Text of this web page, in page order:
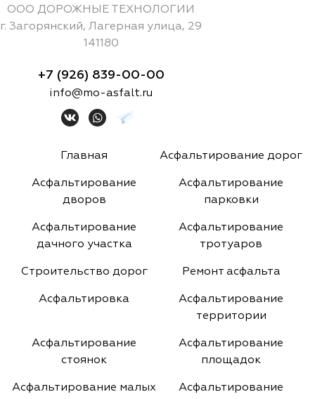
ООО ДОРОЖНЫЕ ТЕХНОЛОГИИ
г. Загорянский, Лагерная улица, 29
141180
+7 (926) 839-00-00
info@mo-asfalt.ru
Главная Асфальтирование дорог
Асфальтирование
дворов
Асфальтирование
парковки
Асфальтирование
дачного участка
Асфальтирование
тротуаров
Строительство дорог Ремонт асфальта
Асфальтировка
Асфальтирование
территории
Асфальтирование
стоянок
Асфальтирование
площадок
Асфальтирование малых
Асфальтирование